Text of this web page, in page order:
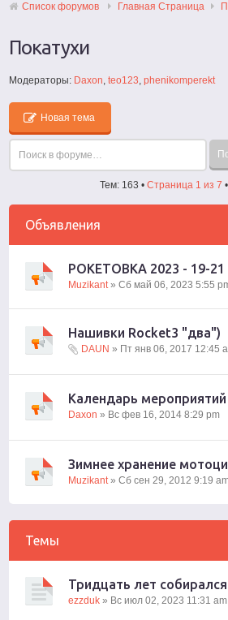
Список форумов Главная Страница
Покатухи
Модераторы: Daxon,teo123,phenikomperekt
Новая тема
Тем: 163 • Страница 1 из 7 •
Объявления
РОКЕТОВКА 2023 - 19-21
Muzikant» Сб май 06, 2023 5:55
Нашивки Rocket3 "два")
DAUN » Пт янв 06, 2017 12:45
Календарь мероприятий
Daxon » Вс фев 16, 2014 8:29 pm
Зимнее хранение
Muzikant» Сб сен 29, 2012 9:19
Темы
Тридцать лет
ezzduk » Вс июл 02, 2023 11:31 am